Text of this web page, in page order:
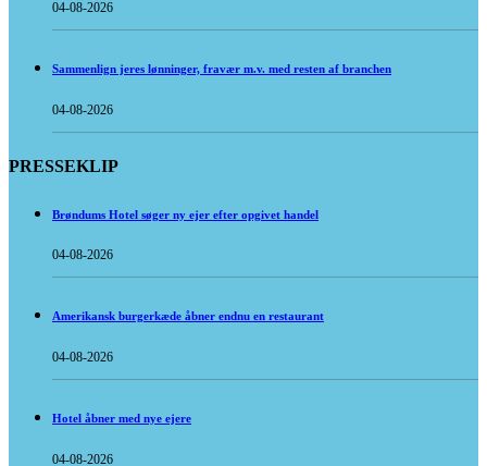
04-08-2026
Sammenlign jeres lønninger, fravær m.v. med resten af branchen
04-08-2026
PRESSEKLIP
Brøndums Hotel søger ny ejer efter opgivet handel
04-08-2026
Amerikansk burgerkæde åbner endnu en restaurant
04-08-2026
Hotel åbner med nye ejere
04-08-2026